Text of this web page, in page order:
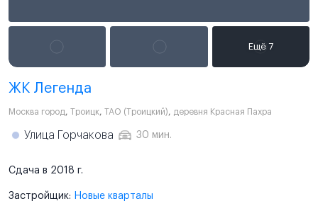
ЖК Легенда
Москва город, Троицк, ТАО (Троицкий), деревня Красная Пахра
Улица Горчакова 30 мин.
Сдача в 2018 г.
Застройщик: Новые кварталы